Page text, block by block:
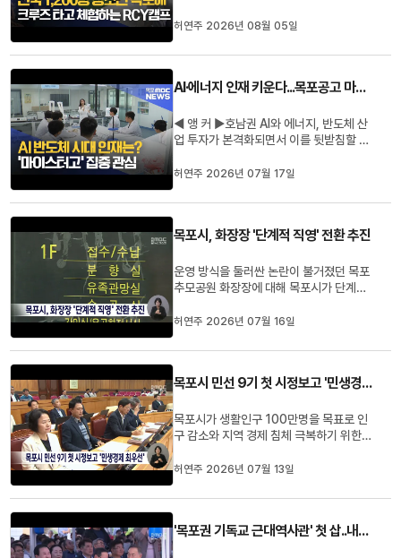
지역에서 RCY 전국캠프가열린 것은 이번
안 전남의 해양문화를체험하며 적십자의
자입니다.◀ 리포트 ▶빽빽하게 자리...
허연주 2026년 08월 05일
AI·에너지 인재 키운다...목포공고 마이스터고 전환 속도
◀ 앵 커 ▶호남권 AI와 에너지, 반도체 산
업 투자가 본격화되면서 이를 뒷받침할 전
오는 2028년 AI·에너지분야 마이스터고
첨단 실습 환경 구축에 나섰습니다.허연주
지의 공정과 제어 시스템을 배우...
허연주 2026년 07월 17일
목포시, 화장장 '단계적 직영' 전환 추진
운영 방식을 둘러싼 논란이 불거졌던 목포
추모공원 화장장에 대해 목포시가 단계적
월 완료한 화장장 운영 방식 타당성 연구용
단이나 지자체 등 직영 체계가 적합한 것으
을 위해 단계적으로 직영 체...
허연주 2026년 07월 16일
목포시 민선 9기 첫 시정보고 '민생경제 최우선'
목포시가 생활인구 100만명을 목표로 인
구 감소와 지역 경제 침체 극복하기 위한시
는 오늘(13) 열린 목포시의회 임시회에서
고민생경제, 미래산업, 문화관광, 생활복
특히 민생회복을 최우선으로 ...
허연주 2026년 07월 13일
'목포권 기독교 근대역사관' 첫 삽..내년 6월 준공